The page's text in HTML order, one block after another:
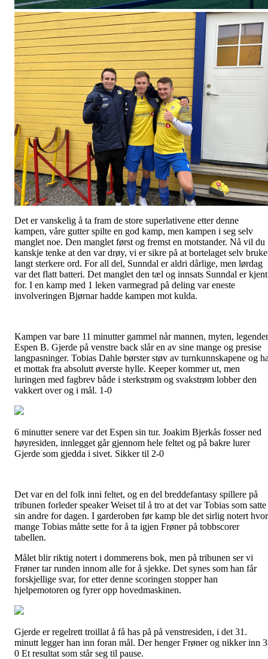
Det er vanskelig å ta fram de store superlativene etter denne
kampen, våre gutter spilte en god kamp, men kampen i seg selv
manglet noe. Den manglet først og fremst en motstander. Nå vil du
kanskje tenke at den var drøy, vi er sikre på at bortelaget selv
langt sterkere ord. For all del, Sunndal er aldri dårlige, men lørdag
var det flatt batteri. Det manglet den tæl og innsats Sunndal er kjent
for. I en kamp med 1 leken varmegrad på deling var eneste
involveringen Bjørnar hadde kampen mot kulda.
Kampen var bare 11 minutter gammel når mannen, myten,
Espen B. Gjerde på venstre back slår en av sine mange og presise
langpasninger. Tobias Dahle børster støv av turnkunnskapene og
et mottak fra absolutt øverste hylle. Keeper kommer ut, men
luringen med fagbrev både i sterkstrøm og svakstrøm lobber den
vakkert over og i mål. 1-0
6 minutter senere var det Espen sin tur. Joakim Bjerkås fosser ned
høyresiden, innlegget går gjennom hele feltet og på bakre lurer
Gjerde som gjedda i sivet. Sikker til 2-0
Det var en del folk inni feltet, og en del breddefantasy spillere på
tribunen forleder speaker Weiset til å tro at det var Tobias som satte
sin andre for dagen. I garderoben før kamp ble det sirlig notert hvor
mange Tobias måtte sette for å ta igjen Frøner på tobbscorer
tabellen.
Målet blir riktig notert i dommerens bok, men på tribunen ser vi
Frøner tar runden innom alle for å sjekke. Det synes som han får
forskjellige svar, for etter denne scoringen stopper han
hjelpemotoren og fyrer opp hovedmaskinen.
Gjerde er regelrett troillat å få has på på venstresiden, i det 31.
minutt legger han inn foran mål. Der henger Frøner og nikker inn
0 Et resultat som står seg til pause.